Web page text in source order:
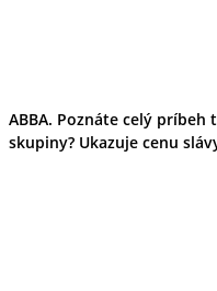
ABBA. Poznáte celý
skupiny? Ukazuje cenu